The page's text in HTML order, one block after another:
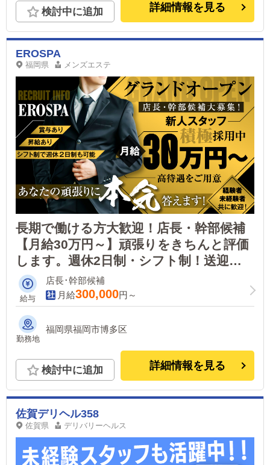
検討中に追加 詳細情報を見る
EROSPA
福岡県 メンズエステ
長期で働ける方大歓迎！店長・幹部候補
【月給30万円～】頑張りをきちんと評価
します。週休2日制・シフト制！送迎ド
ライバーも同時募集！！
給与
店長･幹部候補
月給300,000円～
勤務地
福岡県福岡市博多区
検討中に追加 詳細情報を見る
佐賀デリヘル358
佐賀県 デリバリーヘルス